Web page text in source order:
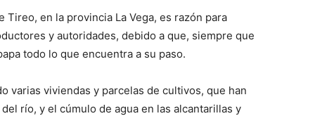
en la provincia La Vega, es razón para
y autoridades, debido a que, siempre que
todo lo que encuentra a su paso.
varias viviendas y parcelas de cultivos, que han
río, y el cúmulo de agua en las alcantarillas y